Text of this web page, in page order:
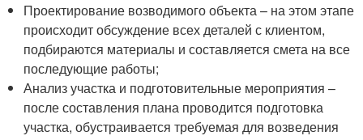
Проектирование возводимого объекта – на этом этапе
происходит обсуждение всех деталей с клиентом,
подбираются материалы и составляется смета на все
последующие работы;
Анализ участка и подготовительные мероприятия –
после составления плана проводится подготовка
участка, обустраивается требуемая для возведения